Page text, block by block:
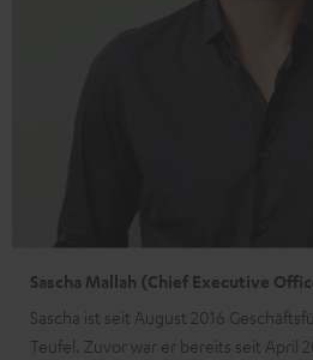
Sascha Mallah (Chief Executive
Sascha ist seit August 2016
Teufel. Zuvor war er bereits seit April